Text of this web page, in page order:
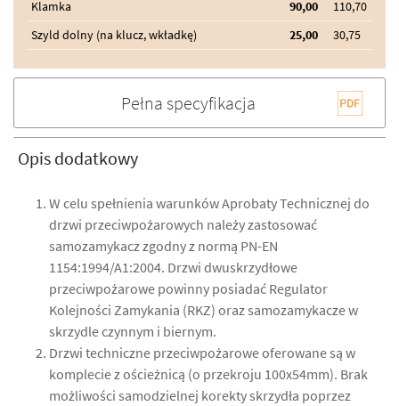
Klamka 90,00
110,70
Szyld dolny (na klucz, wkładkę)
25,00 30,75
Pełna specyfikacja
Opis dodatkowy
W celu spełnienia warunków Aprobaty Technicznej do
drzwi przeciwpożarowych należy zastosować
samozamykacz zgodny z normą PN-EN
1154:1994/A1:2004. Drzwi dwuskrzydłowe
przeciwpożarowe powinny posiadać Regulator
Kolejności Zamykania (RKZ) oraz samozamykacze w
skrzydle czynnym i biernym.
Drzwi techniczne przeciwpożarowe oferowane są w
komplecie z ościeżnicą (o przekroju 100x54mm). Brak
możliwości samodzielnej korekty skrzydła poprzez